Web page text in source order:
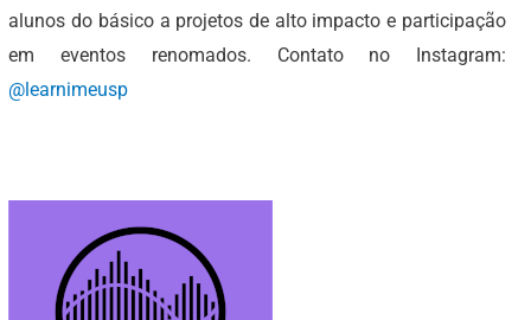
alunos do básico a projetos de alto impacto e participação
em eventos renomados. Contato no Instagram:
@learnimeusp